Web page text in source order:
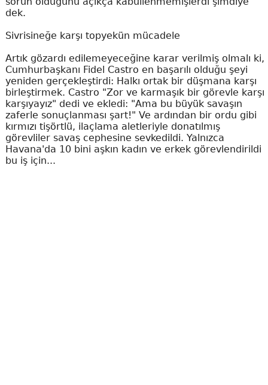
dek.
Sivrisineğe karşı topyekün mücadele
Artık gözardı edilemeyeceğine karar verilmiş olmalı ki,
Cumhurbaşkanı Fidel Castro en başarılı olduğu şeyi
yeniden gerçekleştirdi: Halkı ortak bir düşmana karşı
birleştirmek. Castro "Zor ve karmaşık bir görevle karşı
karşıyayız" dedi ve ekledi: "Ama bu büyük savaşın
zaferle sonuçlanması şart!" Ve ardından bir ordu gibi
kırmızı tişörtlü, ilaçlama aletleriyle donatılmış
görevliler savaş cephesine sevkedildi. Yalnızca
Havana'da 10 bini aşkın kadın ve erkek görevlendirildi
bu iş için...